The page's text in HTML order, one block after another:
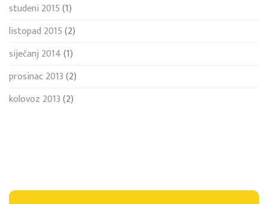
studeni 2015(1)
listopad 2015(2)
siječanj 2014(1)
prosinac 2013(2)
kolovoz 2013(2)